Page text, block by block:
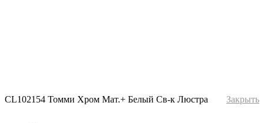
CL102154 Томми Хром Мат.+ Белый Св-к Люстра Закрыть